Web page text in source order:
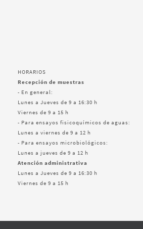
HORARIOS
Recepción de muestras
- En general:
Lunes a Jueves de 9 a 16:30 h
Viernes de 9 a 15 h
- Para ensayos fisicoquímicos de aguas:
Lunes a viernes de 9 a 12 h
- Para ensayos microbiológicos:
Lunes a jueves de 9 a 12 h
Atención administrativa
Lunes a Jueves de 9 a 16:30 h
Viernes de 9 a 15 h